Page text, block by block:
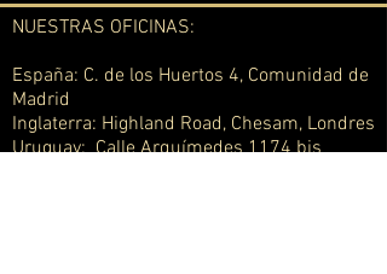
NUESTRAS OFICINAS:
España: C. de los Huertos 4, Comunidad de
Madrid
Inglaterra: Highland Road, Chesam, Londres
Uruguay: Calle Arquímedes 1174 bis